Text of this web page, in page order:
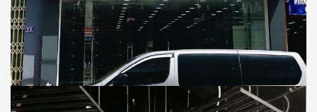
BITI’S SHOWROOM
Thi Công Showroom Cửa Hàng Biti’s Tại
Trần Hưng Đạo, Thị xã Buôn Hồ, Tỉnh Đắk